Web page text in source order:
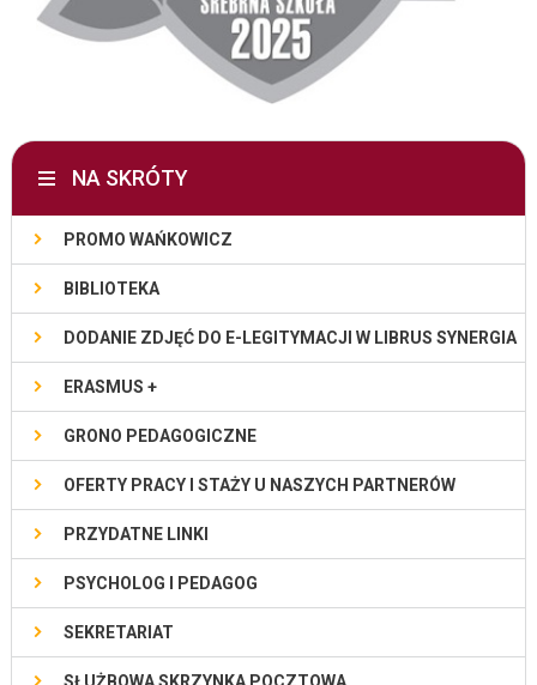
NA SKRÓTY
PROMO WAŃKOWICZ
BIBLIOTEKA
DODANIE ZDJĘĆ DO E-LEGITYMACJI W LIBRUS SYNERGIA
ERASMUS +
GRONO PEDAGOGICZNE
OFERTY PRACY I STAŻY U NASZYCH PARTNERÓW
PRZYDATNE LINKI
PSYCHOLOG I PEDAGOG
SEKRETARIAT